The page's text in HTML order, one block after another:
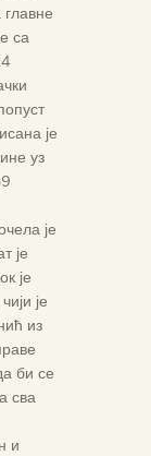
главне
са
је
уз
је
је
је
је
из
би се
сва
и